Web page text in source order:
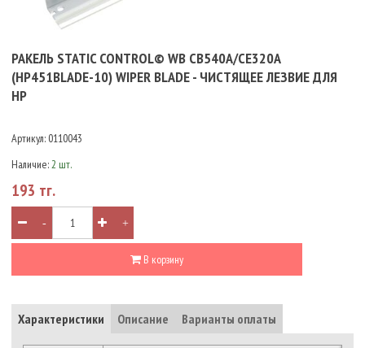
РАКЕЛЬ STATIC CONTROL© WB CB540A/CE320A
(HP451BLADE-10) WIPER BLADE - ЧИСТЯЩЕЕ ЛЕЗВИЕ ДЛЯ
HP
Артикул: 0110043
Наличие:2 шт.
193 тг.
- +
В корзину
Характеристики Описание Варианты оплаты